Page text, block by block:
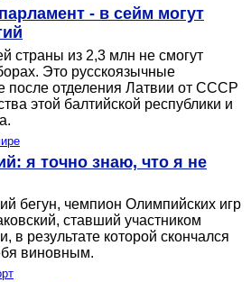
- в сейм могут
страны из 2,3 млн не смогут
Это русскоязычные
после отделения Латвии от СССР
этой балтийской республики и
я точно знаю, что я не
бегун, чемпион Олимпийских игр
ставший участником
в результате которой скончался
виновным.